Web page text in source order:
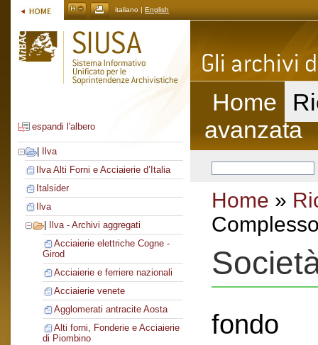
italiano | English
espandi l'albero
Ilva
Ilva Alti Forni e Acciaierie d’Italia
Italsider
Ilva
Ilva - Archivi aggregati
Acciaierie elettriche Cogne -
Girod
Acciaierie e ferriere nazionali
Acciaierie venete
Agglomerati antracite Aosta
Alti forni, Fonderie e Acciaierie
di Piombino
Home
avanzata
Home »
fondo